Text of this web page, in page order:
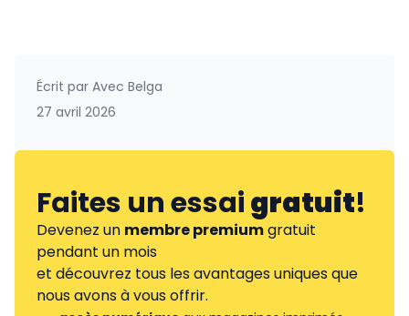
Écrit par Avec Belga
27 avril 2026
Faites un essaigratuit!
Devenez un membre premiumgratuit
pendant un mois
et découvrez tous les avantages uniques que
nous avons à vous offrir.